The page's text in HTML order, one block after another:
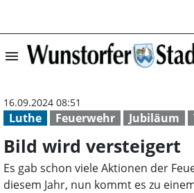
menu
Luthe Feuerwehr Jubiläum
16.09.2024 08:51
Bild wird versteigert
Es gab schon viele Aktionen der
diesem Jahr, nun kommt es zu